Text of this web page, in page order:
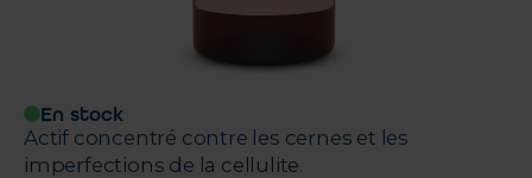
En stock
Actif concentré contre les cernes et les
imperfections de la cellulite.